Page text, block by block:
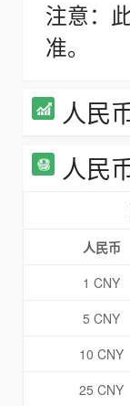
注意：
准。
人民
人民
人民币
1 CNY
5 CNY
10 CNY
25 CNY